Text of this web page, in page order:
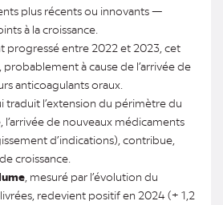
plus récents ou innovants —
à la croissance.
progressé entre 2022 et 2023, cet
à cause de l’arrivée de
anticoagulants oraux.
traduit l’extension du périmètre du
de nouveaux médicaments
d’indications), contribue,
croissance.
, mesuré par l’évolution du
redevient positif en 2024 (+ 1,2